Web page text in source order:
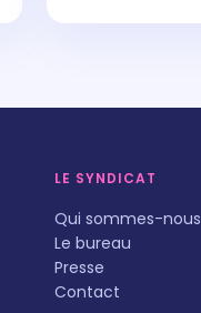
LE SYNDICAT
Qui sommes-nous
Le bureau
Presse
Contact